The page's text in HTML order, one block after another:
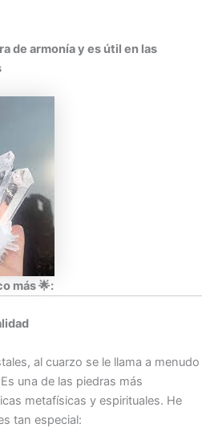
de armonía y es útil en las
más 🌟:
al cuarzo se le llama a menudo
una de las piedras más
metafísicas y espirituales. He
tan especial: